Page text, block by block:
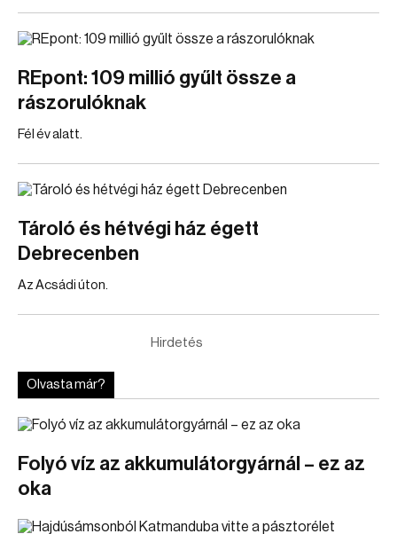
REpont: 109 millió gyűlt össze a
rászorulóknak
Fél év alatt.
Tároló és hétvégi ház égett
Debrecenben
Az Acsádi úton.
Hirdetés
Olvasta már?
Folyó víz az akkumulátorgyárnál – ez az
oka